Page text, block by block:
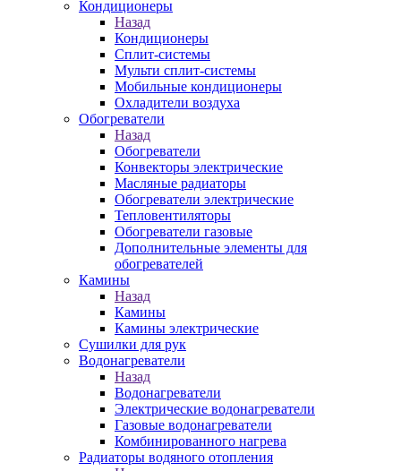
Кондиционеры
Назад
Кондиционеры
Сплит-системы
Мульти сплит-системы
Мобильные кондиционеры
Охладители воздуха
Обогреватели
Назад
Обогреватели
Конвекторы электрические
Масляные радиаторы
Обогреватели электрические
Тепловентиляторы
Обогреватели газовые
Дополнительные элементы для
обогревателей
Камины
Назад
Камины
Камины электрические
Сушилки для рук
Водонагреватели
Назад
Водонагреватели
Электрические водонагреватели
Газовые водонагреватели
Комбинированного нагрева
Радиаторы водяного отопления